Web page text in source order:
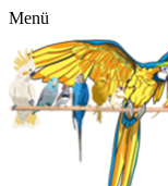
Menü